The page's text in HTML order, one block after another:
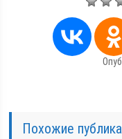
Похожие